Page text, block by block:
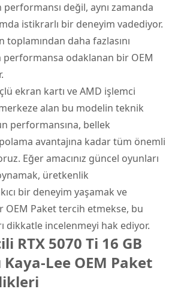
değil, aynı zamanda
istikrarlı bir deneyim vadediyor.
daha fazlasını
odaklanan bir OEM
ekran kartı ve AMD işlemci
alan bu modelin teknik
performansına, bellek
avantajına kadar tüm önemli
Eğer amacınız güncel oyunları
üretkenlik
bir deneyim yaşamak ve
OEM Paket tercih etmekse, bu
dikkatle incelenmeyi hak ediyor.
RTX 5070 Ti 16 GB
Lee OEM Paket